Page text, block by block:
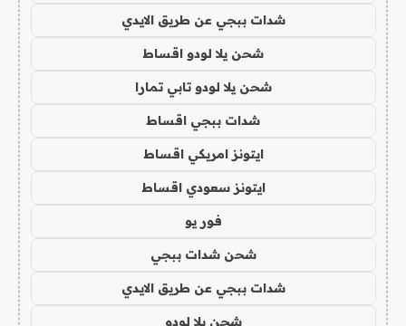
شدات ببجي عن طريق الايدي
شحن يلا لودو اقساط
شحن يلا لودو تابي تمارا
شدات ببجي اقساط
ايتونز امريكي اقساط
ايتونز سعودي اقساط
فور يو
شحن شدات ببجي
شدات ببجي عن طريق الايدي
شحن يلا لودو